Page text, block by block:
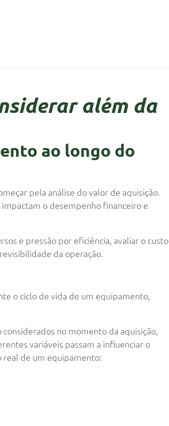
além da
ao longo do
pela análise do valor de aquisição.
o desempenho financeiro e
e pressão por eficiência, avaliar o custo
da operação.
o ciclo de vida de um equipamento,
no momento da aquisição,
variáveis passam a influenciar o
real de um equipamento: